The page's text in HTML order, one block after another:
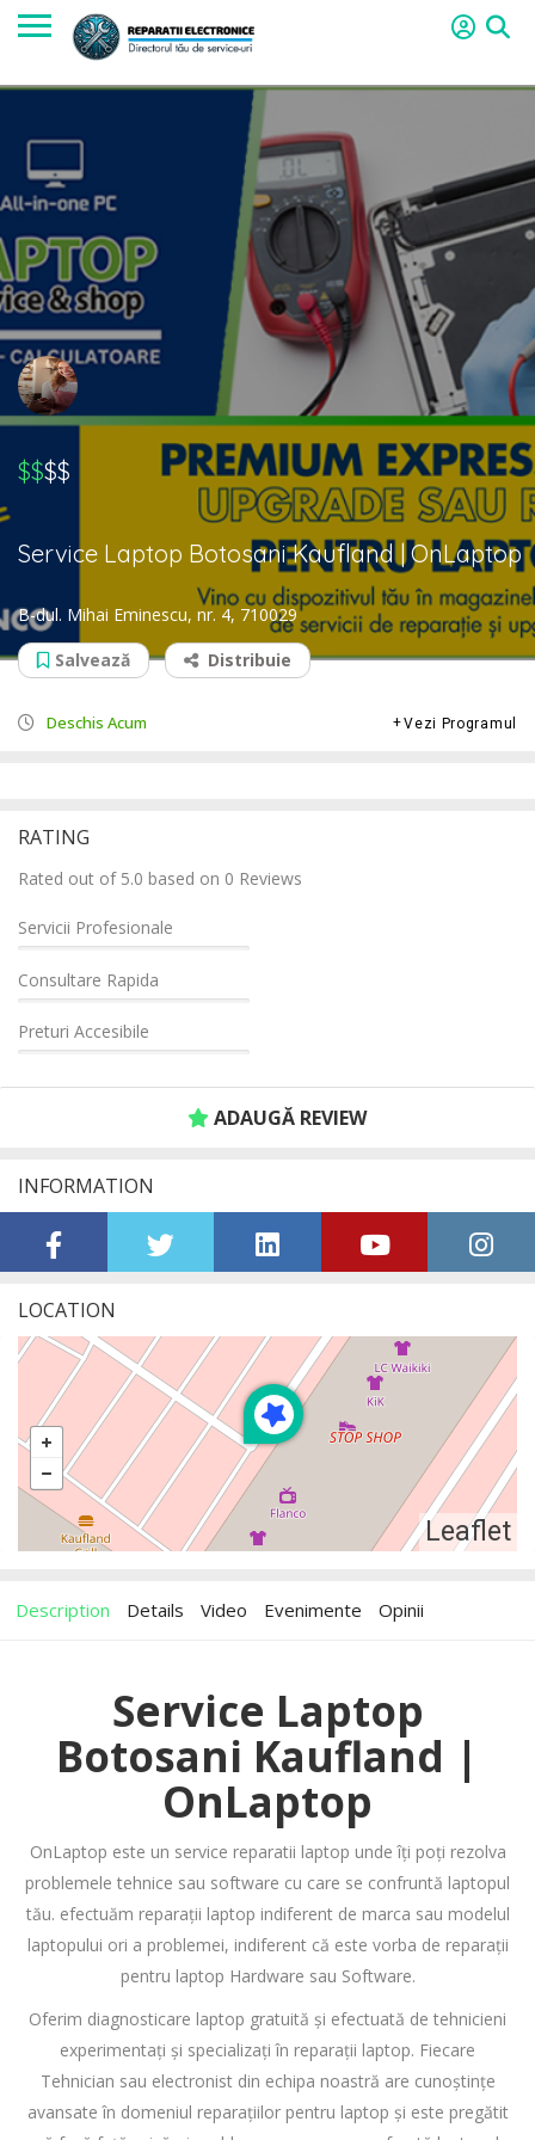
$$$$
Service Laptop Botosani Kaufland | OnLaptop
B-dul. Mihai Eminescu, nr. 4, 710029
Salvează
Distribuie
Deschis Acum Vezi Programul
RATING
Rated out of 5.0 based on 0 Reviews
Servicii Profesionale
Consultare Rapida
Preturi Accesibile
ADAUGĂ REVIEW
INFORMATION
LOCATION
Leaflet
Description Details Video Evenimente Opinii
Service Laptop
Botosani Kaufland |
OnLaptop
OnLaptop este un service reparatii laptop unde îți poți rezolva
problemele tehnice sau software cu care se confruntă laptopul
tău. efectuăm reparații laptop indiferent de marca sau modelul
laptopului ori a problemei, indiferent că este vorba de reparații
pentru laptop Hardware sau Software.
Oferim diagnosticare laptop gratuită și efectuată de tehnicieni
experimentați și specializați în reparații laptop. Fiecare
Tehnician sau electronist din echipa noastră are cunoștințe
avansate în domeniul reparațiilor pentru laptop și este pregătit